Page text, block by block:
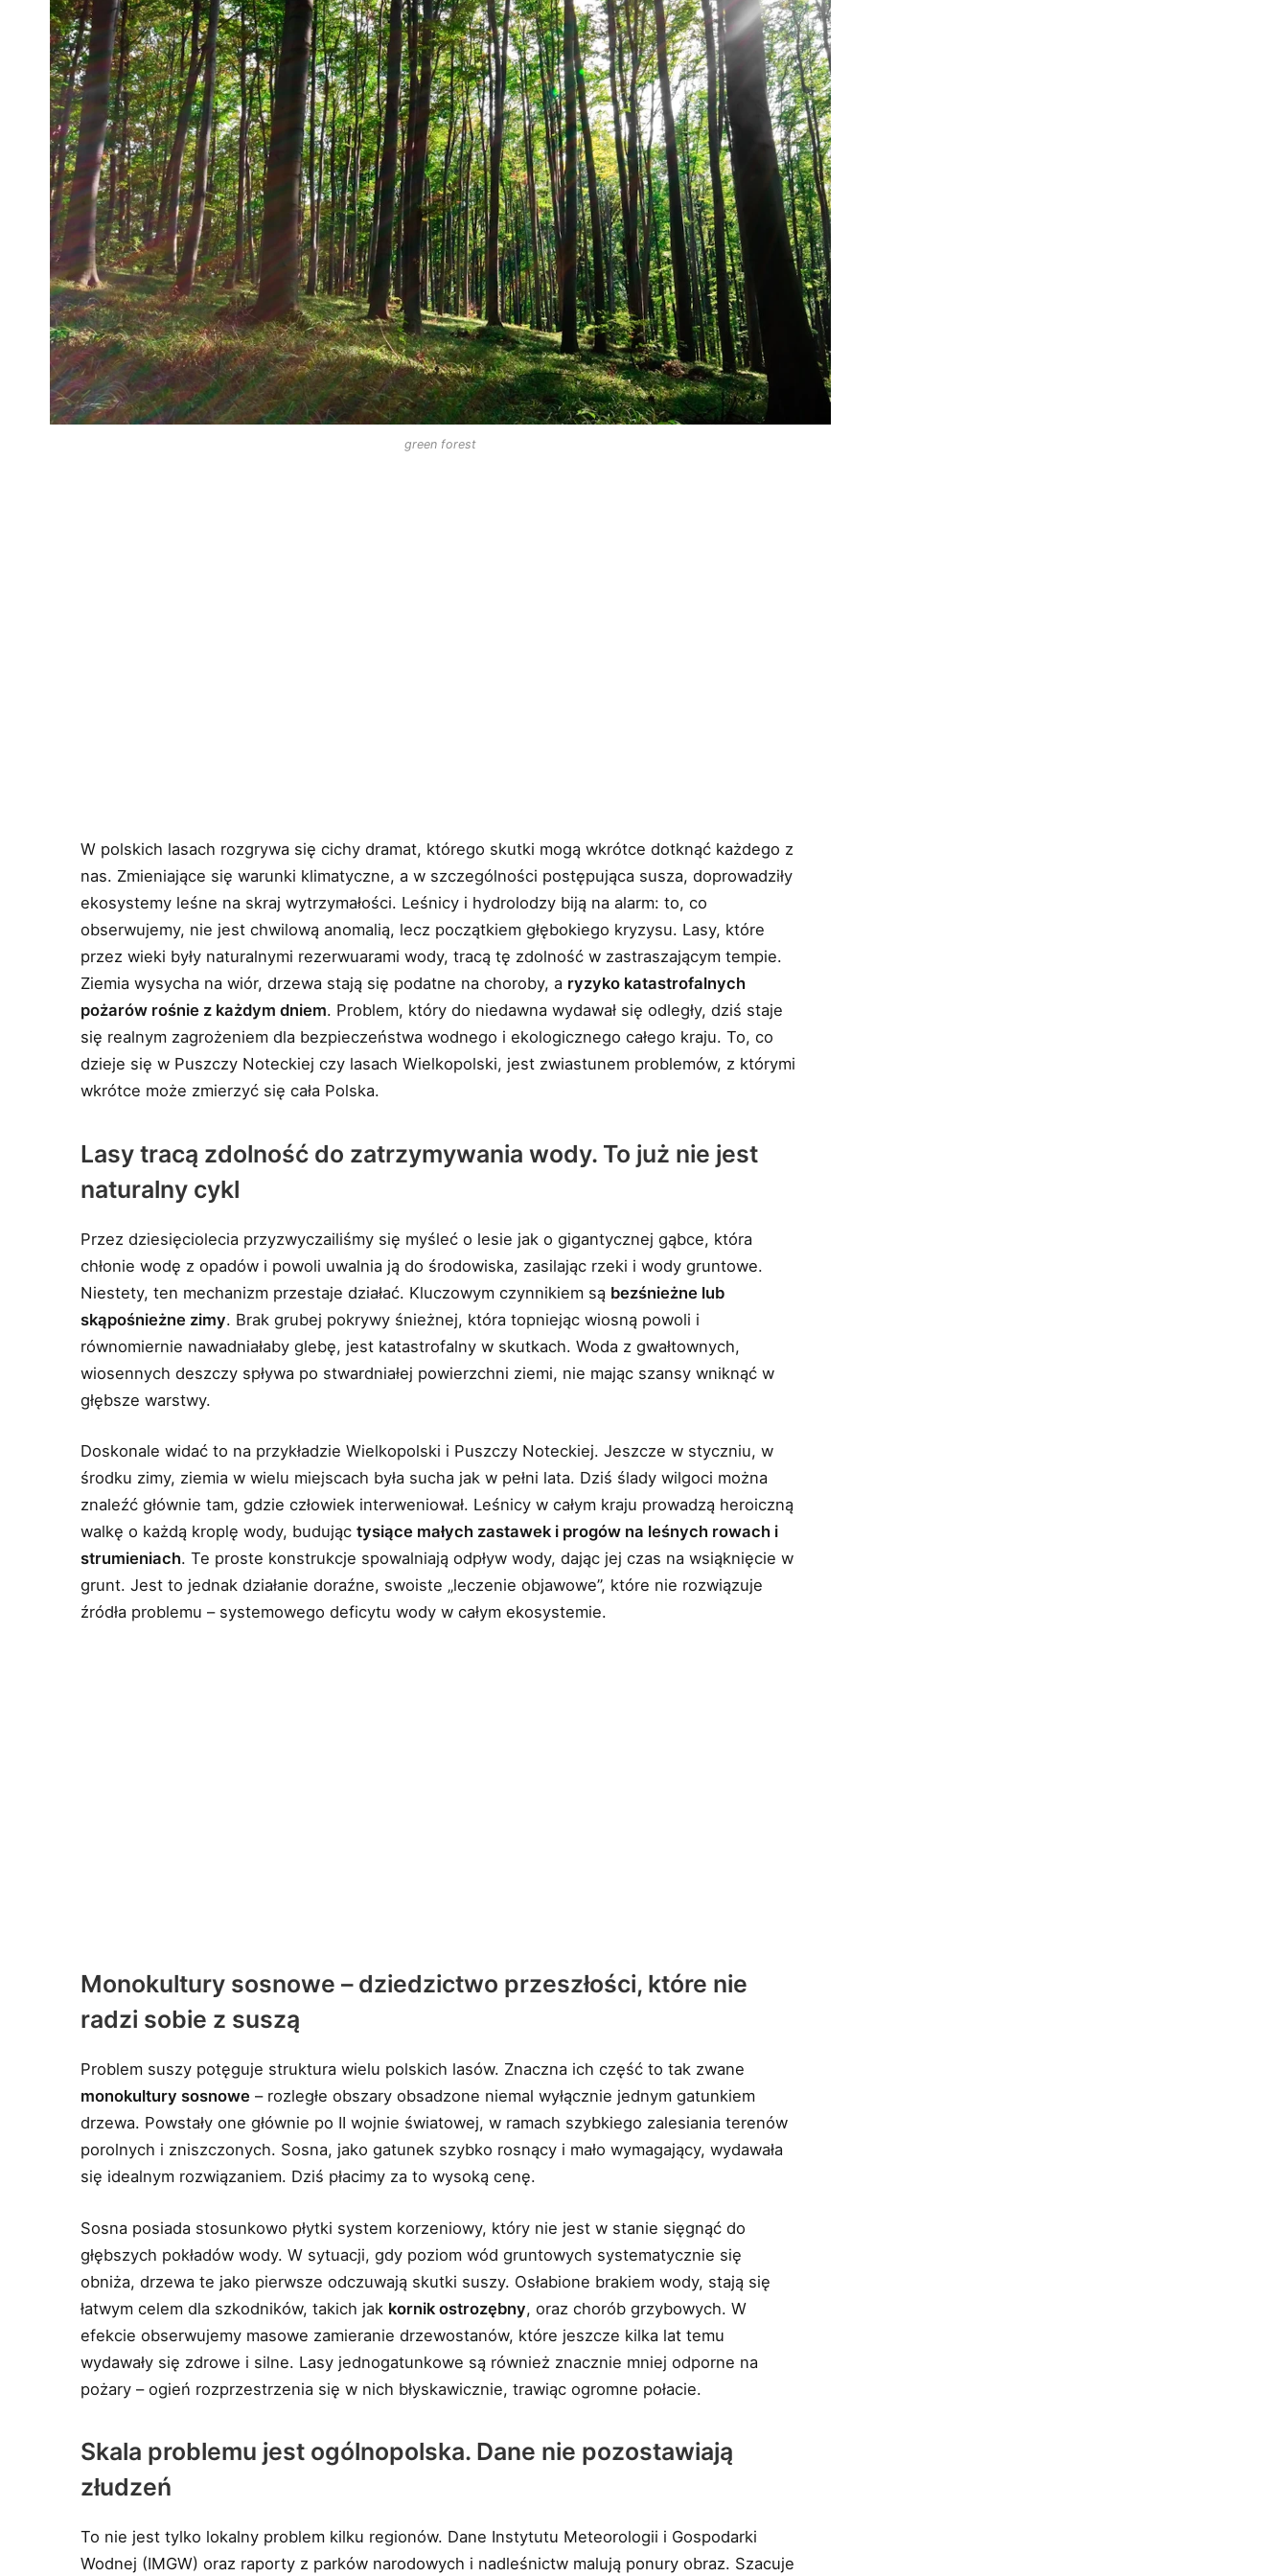
green forest
W polskich lasach rozgrywa się cichy dramat, którego skutki mogą wkrótce dotknąć każdego z
nas. Zmieniające się warunki klimatyczne, a w szczególności postępująca susza, doprowadziły
ekosystemy leśne na skraj wytrzymałości. Leśnicy i hydrolodzy biją na alarm: to, co
obserwujemy, nie jest chwilową anomalią, lecz początkiem głębokiego kryzysu. Lasy, które
przez wieki były naturalnymi rezerwuarami wody, tracą tę zdolność w zastraszającym tempie.
Ziemia wysycha na wiór, drzewa stają się podatne na choroby, a ryzyko katastrofalnych
pożarów rośnie z każdym dniem. Problem, który do niedawna wydawał się odległy, dziś staje
się realnym zagrożeniem dla bezpieczeństwa wodnego i ekologicznego całego kraju. To, co
dzieje się w Puszczy Noteckiej czy lasach Wielkopolski, jest zwiastunem problemów, z którymi
wkrótce może zmierzyć się cała Polska.
Lasy tracą zdolność do zatrzymywania wody. To już nie jest
naturalny cykl
Przez dziesięciolecia przyzwyczailiśmy się myśleć o lesie jak o gigantycznej gąbce, która
chłonie wodę z opadów i powoli uwalnia ją do środowiska, zasilając rzeki i wody gruntowe.
Niestety, ten mechanizm przestaje działać. Kluczowym czynnikiem są bezśnieżne lub
skąpośnieżne zimy. Brak grubej pokrywy śnieżnej, która topniejąc wiosną powoli i
równomiernie nawadniałaby glebę, jest katastrofalny w skutkach. Woda z gwałtownych,
wiosennych deszczy spływa po stwardniałej powierzchni ziemi, nie mając szansy wniknąć w
głębsze warstwy.
Doskonale widać to na przykładzie Wielkopolski i Puszczy Noteckiej. Jeszcze w styczniu, w
środku zimy, ziemia w wielu miejscach była sucha jak w pełni lata. Dziś ślady wilgoci można
znaleźć głównie tam, gdzie człowiek interweniował. Leśnicy w całym kraju prowadzą heroiczną
walkę o każdą kroplę wody, budująctysiące małych zastawek i progów na leśnych rowach i
strumieniach. Te proste konstrukcje spowalniają odpływ wody, dając jej czas na wsiąknięcie w
grunt. Jest to jednak działanie doraźne, swoiste „leczenie objawowe”, które nie rozwiązuje
źródła problemu – systemowego deficytu wody w całym ekosystemie.
Monokultury sosnowe – dziedzictwo przeszłości, które nie
radzi sobie z suszą
Problem suszy potęguje struktura wielu polskich lasów. Znaczna ich część to tak zwane
monokultury sosnowe – rozległe obszary obsadzone niemal wyłącznie jednym gatunkiem
drzewa. Powstały one głównie po II wojnie światowej, w ramach szybkiego zalesiania terenów
porolnych i zniszczonych. Sosna, jako gatunek szybko rosnący i mało wymagający, wydawała
się idealnym rozwiązaniem. Dziś płacimy za to wysoką cenę.
Sosna posiada stosunkowo płytki system korzeniowy, który nie jest w stanie sięgnąć do
głębszych pokładów wody. W sytuacji, gdy poziom wód gruntowych systematycznie się
obniża, drzewa te jako pierwsze odczuwają skutki suszy. Osłabione brakiem wody, stają się
łatwym celem dla szkodników, takich jak kornik ostrozębny, oraz chorób grzybowych. W
efekcie obserwujemy masowe zamieranie drzewostanów, które jeszcze kilka lat temu
wydawały się zdrowe i silne. Lasy jednogatunkowe są również znacznie mniej odporne na
pożary – ogień rozprzestrzenia się w nich błyskawicznie, trawiąc ogromne połacie.
Skala problemu jest ogólnopolska. Dane nie pozostawiają
złudzeń
To nie jest tylko lokalny problem kilku regionów. Dane Instytutu Meteorologii i Gospodarki
Wodnej (IMGW) oraz raporty z parków narodowych i nadleśnictw malują ponury obraz. Szacuje